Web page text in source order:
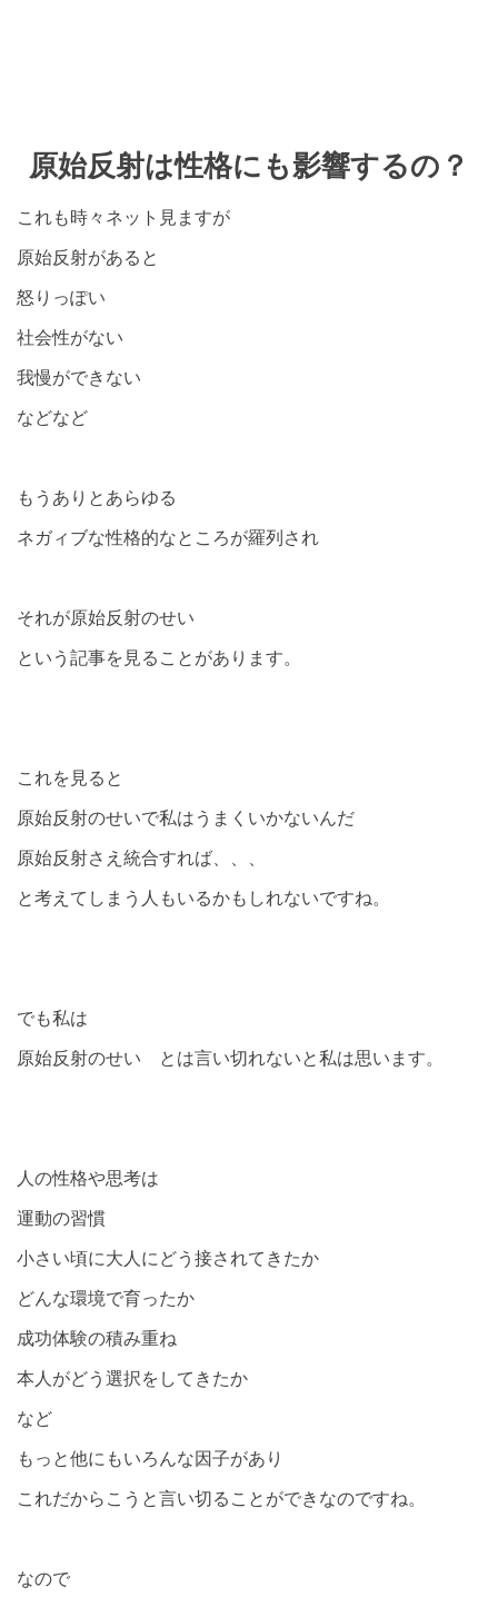
原始反射は性格にも影響するの？
これも時々ネット見ますが
原始反射があると
怒りっぽい
社会性がない
我慢ができない
などなど
もうありとあらゆる
ネガィブな性格的なところが羅列され
それが原始反射のせい
という記事を見ることがあります。
これを見ると
原始反射のせいで私はうまくいかないんだ
原始反射さえ統合すれば、、、
と考えてしまう人もいるかもしれないですね。
でも私は
原始反射のせい とは言い切れないと私は思います。
人の性格や思考は
運動の習慣
小さい頃に大人にどう接されてきたか
どんな環境で育ったか
成功体験の積み重ね
本人がどう選択をしてきたか
など
もっと他にもいろんな因子があり
これだからこうと言い切ることができなのですね。
なので